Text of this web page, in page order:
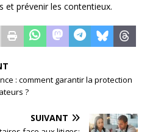
et prévenir les contentieux.
: comment garantir la protection
?
SUIVANT